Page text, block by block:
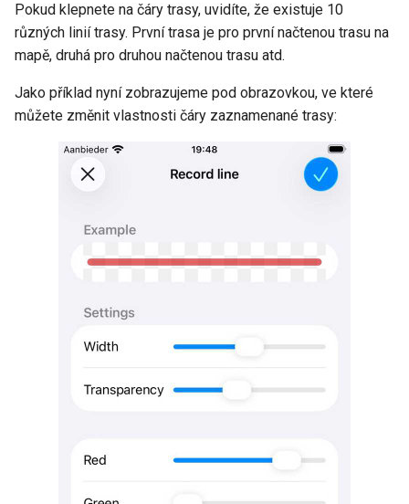
Pokud klepnete na čáry trasy, uvidíte, že existuje 10
různých linií trasy. První trasa je pro první načtenou trasu na
mapě, druhá pro druhou načtenou trasu atd.
Jako příklad nyní zobrazujeme pod obrazovkou, ve které
můžete změnit vlastnosti čáry zaznamenané trasy: